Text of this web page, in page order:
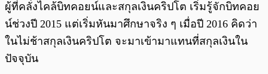
ผู้ที่คลั่งไคล้บิทคอยน์และสกุลเงินคริปโต เริ่มรู้จักบิทคอย
น์ช่วงปี 2015 แต่เริ่มหันมาศึกษาจริง ๆ เมื่อปี 2016 คิดว่า
ในไม่ช้าสกุลเงินคริปโต จะมาเข้ามาแทนที่สกุลเงินใน
ปัจจุบัน